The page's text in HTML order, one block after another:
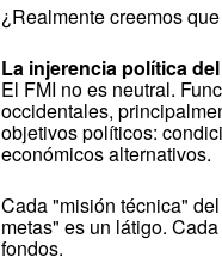
¿Realmente creemos
La injerencia política del
El FMI no es neutral.
occidentales,
objetivos políticos:
económicos alternativos.
Cada "misión técnica"
metas" es un látigo.
fondos.